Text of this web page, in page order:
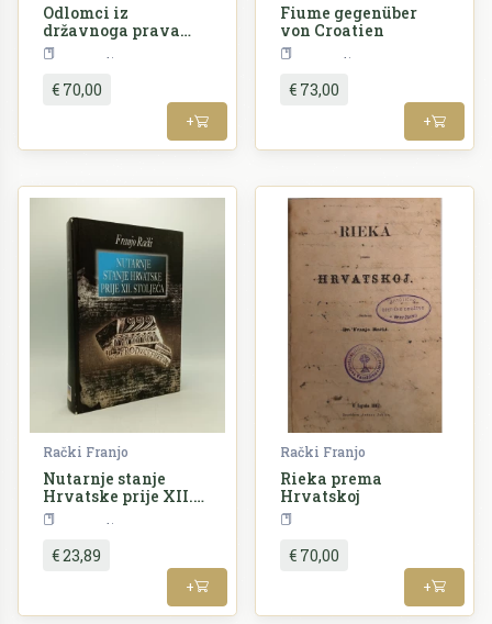
Odlomci iz
državnoga prava
hrvatskoga za
narodne dynastie
€ 70,00
+
Fiume gegenüber
von Croatien
€ 73,00
+
Rački Franjo
Nutarnje stanje
Hrvatske prije XII.
stoljeća
€ 23,89
+
Rački Franjo
Rieka prema
Hrvatskoj
€ 70,00
+